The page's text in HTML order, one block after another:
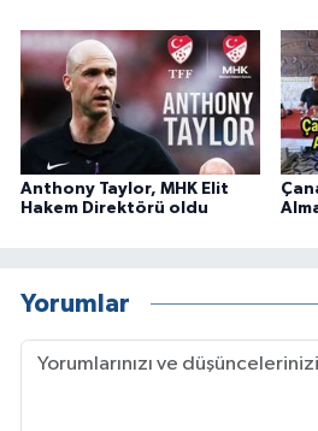
Anthony Taylor, MHK Elit
Hakem Direktörü oldu
Yorumlar